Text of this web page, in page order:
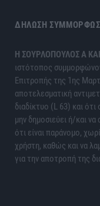
ΔΉΛΩΣΗ
H ΣΟΥΡΛΟΠΟΥΛΟΣ Α
ιστότοπος
Επιτροπής της 1ης
αποτελεσματική
διαδίκτυο (L 63) και
μην δημοσιεύει ή/και
ότι είναι παράνομο,
χρήστη, καθώς και να
για την αποτροπή της